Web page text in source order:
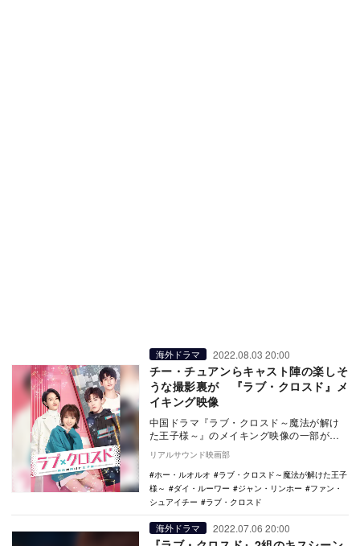
海外ドラマ 2022.08.03 20:00
チー・チュアンらキャスト陣の楽しそ
うな撮影裏が 『ラブ・クロスド』メ
イキング映像
中国ドラマ『ラブ・クロスド～魔法が解け
た王子様～』のメイキング映像の一部が特
ース1…
リアルサウンド映画部
ホー・ルオルオ
ラブ・クロスド～魔法が解けた王子
様～
ダイ・ルーワー ジャン・リンホー
ファン・
シュアイチー
ラブ・クロスド
海外ドラマ 2022.07.06 20:00